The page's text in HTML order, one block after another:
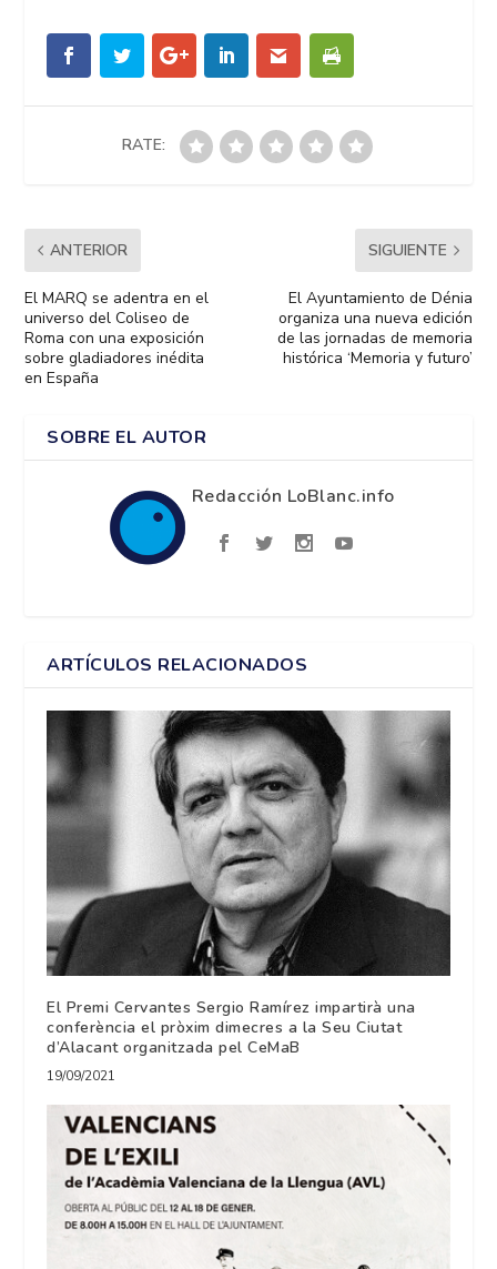
RATE:
ANTERIOR
El MARQ se adentra en el
universo del Coliseo de
Roma con una exposición
sobre gladiadores inédita
en España
SIGUIENTE
El Ayuntamiento de Dénia
organiza una nueva edición
de las jornadas de memoria
histórica ‘Memoria y futuro’
SOBRE EL AUTOR
Redacción LoBlanc.info
ARTÍCULOS RELACIONADOS
El Premi Cervantes Sergio Ramírez impartirà una
conferència el pròxim dimecres a la Seu Ciutat
d’Alacant organitzada pel CeMaB
19/09/2021